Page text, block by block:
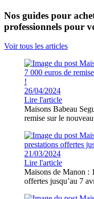
Nos guides pour
professionnels pour
Voir tous les articles
26/04/2024
Lire l'article
Maisons Babeau
remise sur le
21/03/2024
Lire l'article
Maisons de Manon :
offertes jusqu’au 7